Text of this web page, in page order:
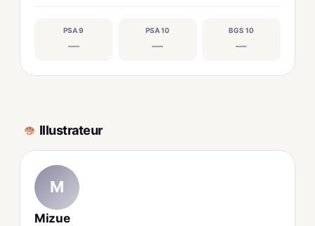
PSA 9
—
PSA 10
—
BGS 10
—
Illustrateur
M
Mizue